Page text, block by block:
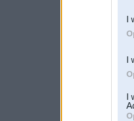
I
I
I